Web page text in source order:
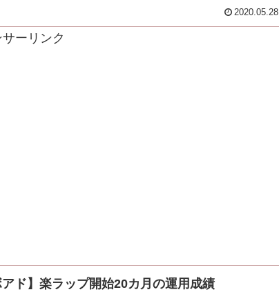
2020.05.28
サーリンク
アド】楽ラップ開始20カ月の運用成績